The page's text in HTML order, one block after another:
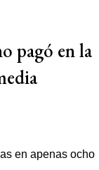
pagó en la